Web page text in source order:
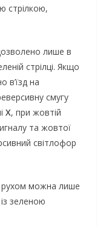
стрілкою,
лише в
стрілці. Якщо
в’їзд на
смугу
Х, при жовтій
та жовтої
світлофор
рухом можна лише
зеленою